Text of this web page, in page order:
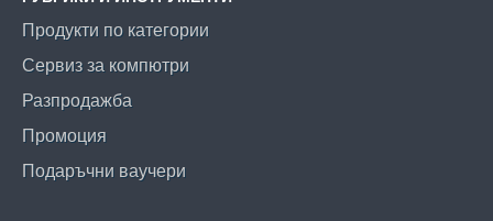
Продукти по категории
Сервиз за компютри
Разпродажба
Промоция
Подаръчни ваучери